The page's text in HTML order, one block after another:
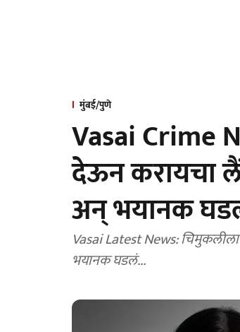
मुंबई/पुणे
Vasai Crime
देऊन करायचा
अन् भयानक
Vasai Latest News:
भयानक घडलं...